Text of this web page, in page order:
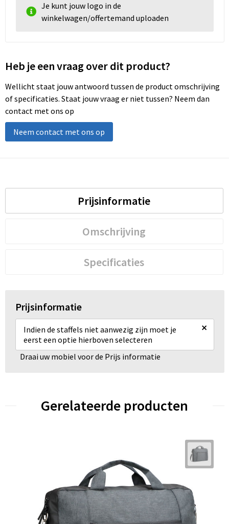
Je kunt jouw logo in de
winkelwagen/offertemand uploaden
Heb je een vraag over dit product?
Wellicht staat jouw antwoord tussen de product omschrijving
of specificaties. Staat jouw vraag er niet tussen? Neem dan
contact met ons op
Neem contact met ons op
Prijsinformatie
Omschrijving
Specificaties
Prijsinformatie
Indien de staffels niet aanwezig zijn moet je
eerst een optie hierboven selecteren
×
Draai uw mobiel voor de Prijs informatie
Gerelateerde producten